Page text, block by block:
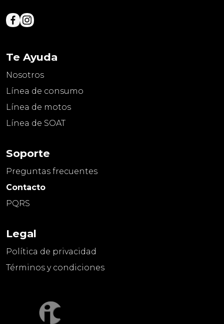
Te Ayuda
Nosotros
Línea de consumo
Línea de motos
Línea de SOAT
Soporte
Preguntas frecuentes
Contacto
PQRS
Legal
Política de privacidad
Términos y condiciones